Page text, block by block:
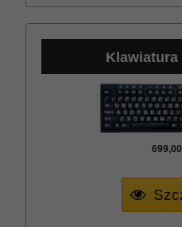
Klawiatura
699,00